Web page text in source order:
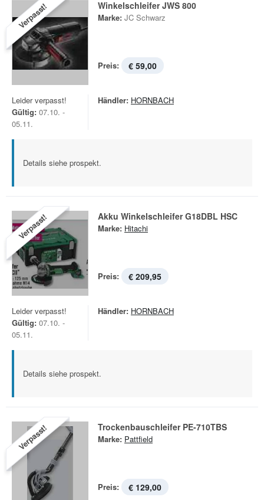
Verpasst! Winkelschleifer JWS 800
Marke: JC Schwarz
Preis: € 59,00
Leider verpasst!
Gültig: 07.10. -
05.11.
Händler: HORNBACH
Details siehe prospekt.
Verpasst! Akku Winkelschleifer G18DBL HSC
Marke: Hitachi
Preis: € 209,95
Leider verpasst!
Gültig: 07.10. -
05.11.
Händler: HORNBACH
Details siehe prospekt.
Verpasst! Trockenbauschleifer PE-710TBS
Marke: Pattfield
Preis: € 129,00